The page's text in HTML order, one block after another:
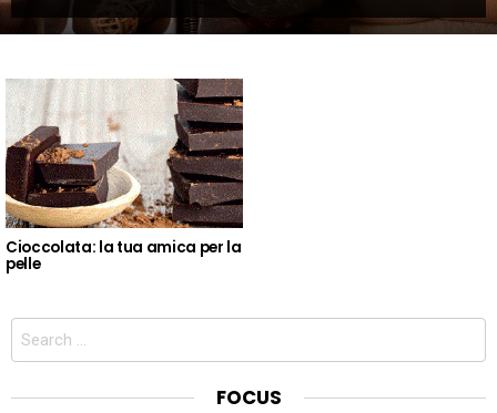
Cioccolata: la tua amica per la
pelle
FOCUS